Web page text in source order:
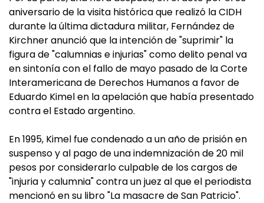
aniversario de la visita histórica que realizó la CIDH
durante la última dictadura militar, Fernández de
Kirchner anunció que la intención de "suprimir" la
figura de "calumnias e injurias" como delito penal va
en sintonía con el fallo de mayo pasado de la Corte
Interamericana de Derechos Humanos a favor de
Eduardo Kimel en la apelación que había presentado
contra el Estado argentino.
En 1995, Kimel fue condenado a un año de prisión en
suspenso y al pago de una indemnización de 20 mil
pesos por considerarlo culpable de los cargos de
"injuria y calumnia" contra un juez al que el periodista
mencionó en su libro "La masacre de San Patricio".